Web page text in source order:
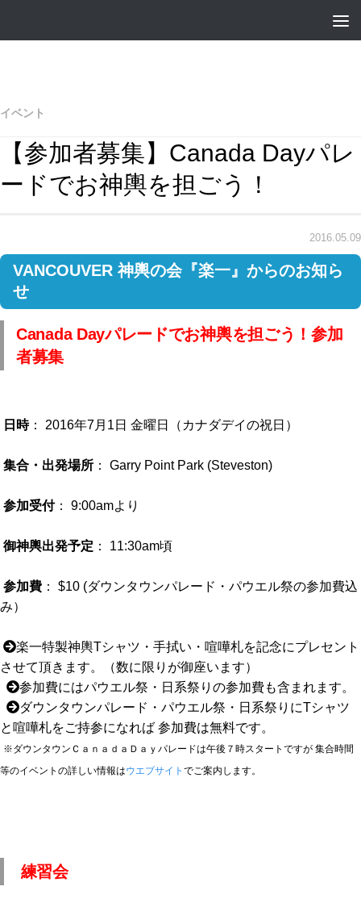
イベント
【参加者募集】Canada Dayパレ
ードでお神輿を担ごう！
2016.05.09
VANCOUVER 神輿の会『楽一』からのお知ら
せ
Canada Dayパレードでお神輿を担ごう！参加
者募集
日時： 2016年7月1日 金曜日（カナダデイの祝日）
集合・出発場所 ： Garry Point Park (Steveston)
参加受付： 9:00amより
御神輿出発予定 ： 11:30am頃
参加費 ： $10 (ダウンタウンパレード・パウエル祭の参加費込
み）
楽一特製神輿Tシャツ・手拭い・喧嘩札を記念にプレセント
させて頂きます。（数に限りが御座います）
参加費にはパウエル祭・日系祭りの参加費も含まれます。
ダウンタウンパレード・パウエル祭・日系祭りにTシャツ
と喧嘩札をご持参になれば 参加費は無料です。
※ダウンタウンＣａｎａｄａＤａｙパレードは午後７時スタートですが 集合時間
等のイベントの詳しい情報はウエブサイト でご案内します。
練習会